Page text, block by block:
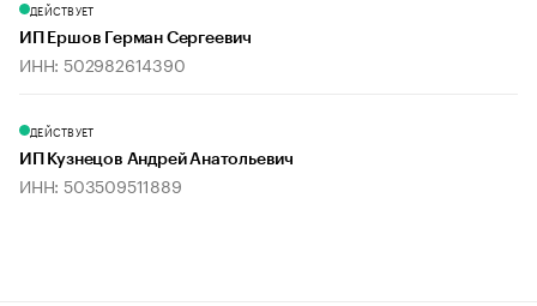
ДЕЙСТВУЕТ
ИП Ершов Герман Сергеевич
ИНН: 502982614390
ДЕЙСТВУЕТ
ИП Кузнецов Андрей Анатольевич
ИНН: 503509511889